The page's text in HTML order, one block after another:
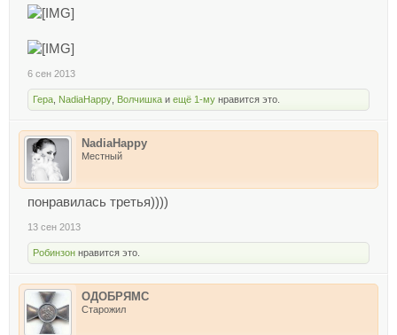
6 сен 2013
Гера NadiaHappy Волчишка и ещё 1-му нравится это.
NadiaHappy
Местный
понравилась третья))))
13 сен 2013
Робинзон нравится это.
ОДОБРЯМС
Старожил